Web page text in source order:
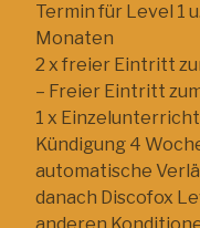
Termin für Level 1
Monaten
2 x freier Eintritt
– Freier Eintritt
1 x Einzelunterricht
Kündigung 4
automatische
danach Discofox